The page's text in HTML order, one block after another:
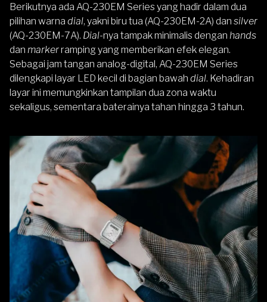
Berikutnya ada AQ-230EM Series yang hadir dalam dua
pilihan warna dial, yakni biru tua (AQ-230EM-2A) dan silver
(AQ-230EM-7A). Dial-nya tampak minimalis dengan hands
dan markerramping yang memberikan efek elegan.
Sebagai jam tangan analog-digital, AQ-230EM Series
dilengkapi layar LED kecil di bagian bawah dial. Kehadiran
layar ini memungkinkan tampilan dua zona waktu
sekaligus, sementara baterainya tahan hingga 3 tahun.